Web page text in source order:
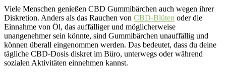
Viele Menschen genießen CBD Gummibärchen auch wegen ihrer
Diskretion. Anders als das Rauchen von CBD-Blüten oder die
Einnahme von Öl, das auffälliger und möglicherweise
unangenehmer sein könnte, sind Gummibärchen unauffällig und
können überall eingenommen werden. Das bedeutet, dass du deine
tägliche CBD-Dosis diskret im Büro, unterwegs oder während
sozialen Aktivitäten einnehmen kannst.